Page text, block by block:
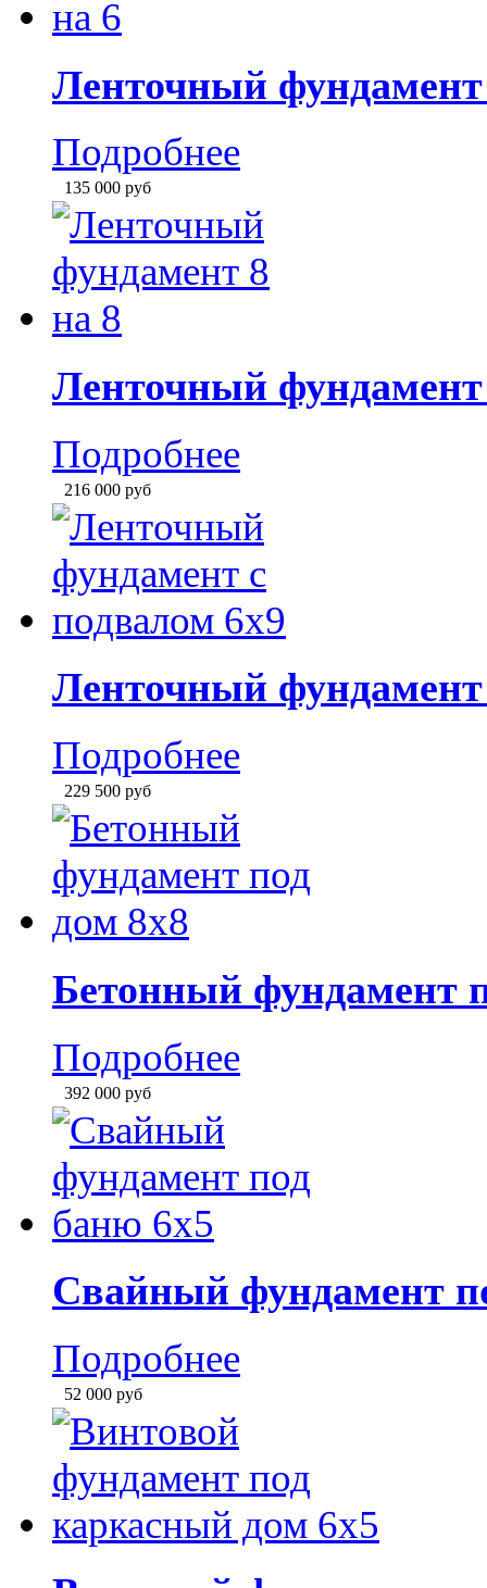
Ленточный фундамент
Подробнее
135 000 руб
Ленточный фундамент
Подробнее
216 000 руб
Ленточный фундамент
Подробнее
229 500 руб
Бетонный фундамент
Подробнее
392 000 руб
Свайный фундамент
Подробнее
52 000 руб